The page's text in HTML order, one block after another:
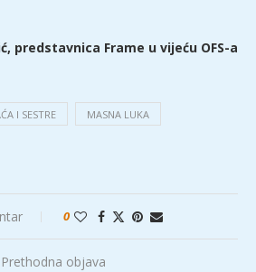
predstavnica Frame u vijeću OFS-a
I SESTRE MASNA LUKA
0
Prethodna objava